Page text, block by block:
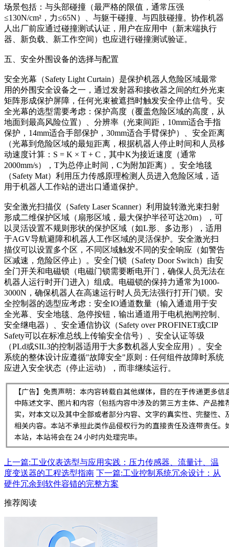
场景包括：与头部碰撞（最严格的限值，通常压强
≤130N/cm²，力≤65N）、与躯干碰撞、与四肢碰撞。协作机器
人出厂前应通过碰撞测试认证，用户在应用中（新末端执行
器、新负载、新工作空间）也应进行碰撞测试验证。
五、安全外围设备的选择与配置
安全光幕（Safety Light Curtain）是保护机器人危险区域最常
用的外围安全设备之一，通过发射器和接收器之间的红外光束
矩阵形成保护屏障，任何光束被遮挡时触发安全停止信号。安
全光幕的选型需要考虑：保护高度（覆盖危险区域的高度，从
地面到最高风险位置）、分辨率（光束间距，10mm适合手指
保护，14mm适合手部保护，30mm适合手臂保护）、安全距离
（光幕到危险区域的最短距离，根据机器人停止时间和人员移
动速度计算：S = K × T + C，其中K为接近速度（通常
2000mm/s），T为总停止时间，C为附加距离）。安全地毯
（Safety Mat）利用压力传感原理检测人员进入危险区域，适
用于机器人工作站的进出口通道保护。
安全激光扫描仪（Safety Laser Scanner）利用旋转激光束扫射
形成二维保护区域（扇形区域，最大保护半径可达20m），可
以灵活设置不规则形状的保护区域（如L形、多边形），适用
于AGV导航避障和机器人工作区域的灵活保护。安全激光扫
描仪可以设置多个区，不同区域触发不同的安全响应（如警告
区减速，危险区停止）。安全门锁（Safety Door Switch）由安
全门开关和电磁锁（电磁门锁需要断电开门，确保人员无法在
机器人运行时开门进入）组成。电磁锁的保持力通常为1000-
3000N，确保机器人在高速运行时人员无法强行打开门锁。安
全控制器的选型应考虑：安全IO通道数量（输入通道用于安
全光幕、安全地毯、急停按钮，输出通道用于电机抱闸控制、
安全继电器）、安全通信协议（Safety over PROFINET或CIP
Safety可以在标准总线上传输安全信号）、安全认证等级
（PLd或SIL3的控制器适用于大多数机器人安全应用）。安全
系统的整体设计应遵循"故障安全"原则：任何组件故障时系统
应进入安全状态（停止运动），而非继续运行。
上一篇:工业仪表选型与应用实践：压力传感器、流量计、温
度变送器的工程选型指南 下一篇:工业控制系统冗余设计：从
硬件冗余到软件容错的完整方案
推荐阅读